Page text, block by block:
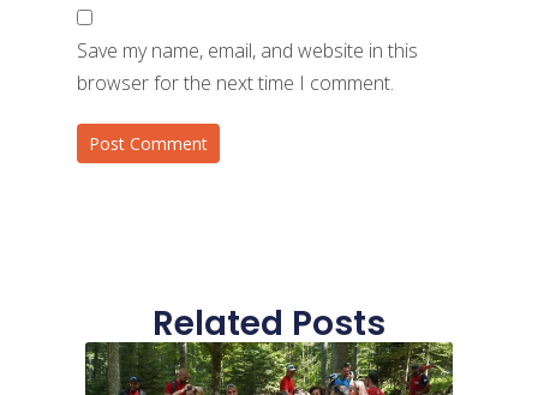
Save my name, email, and website in this
browser for the next time I comment.
Related Posts